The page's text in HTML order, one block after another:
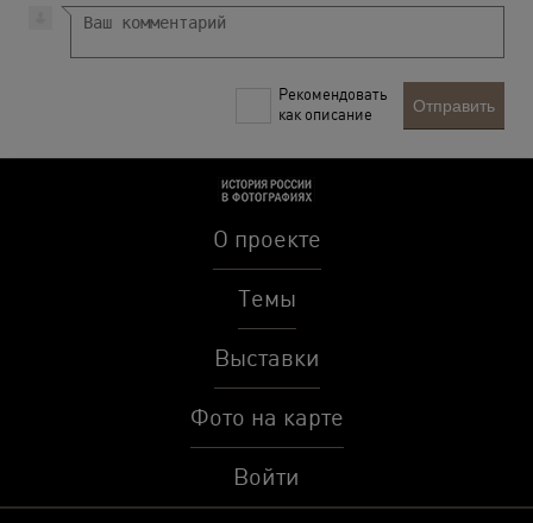
Рекомендовать
как описание
Отправить
О проекте
Темы
Выставки
Фото на карте
Войти